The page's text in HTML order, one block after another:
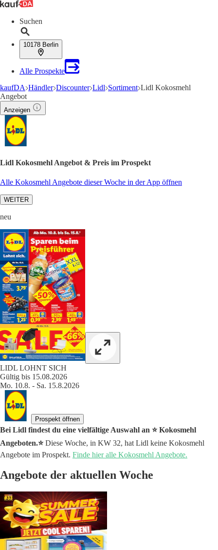
Suchen
10178 Berlin
Alle Prospekte
kaufDA Händler Discounter Lidl Sortiment Lidl Kokosmehl
Angebot
Anzeigen
Lidl Kokosmehl Angebot & Preis im Prospekt
Alle Kokosmehl Angebote dieser Woche in der App öffnen
WEITER
neu
LIDL LOHNT SICH
Gültig bis 15.08.2026
Mo. 10.8. - Sa. 15.8.2026
Prospekt öffnen
Bei Lidl findest du eine vielfältige Auswahl an ⭐️ Kokosmehl
Angeboten.⭐️Diese Woche, in KW 32, hat Lidl keine Kokosmehl
Angebote im Prospekt. Finde hier alle Kokosmehl Angebote.
Angebote der aktuellen Woche